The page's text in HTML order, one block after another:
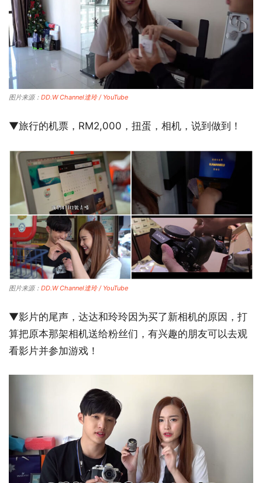
图片来源： DD.W Channel達玲 / YouTube
▼旅行的机票，RM2,000，扭蛋，相机，说到做到！
图片来源： DD.W Channel達玲 / YouTube
▼影片的尾声，达达和玲玲因为买了新相机的原因，打
算把原本那架相机送给粉丝们，有兴趣的朋友可以去观
看影片并参加游戏！